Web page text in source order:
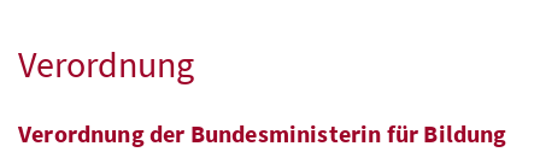
Verordnung
Verordnung der Bundesministerin für Bildung